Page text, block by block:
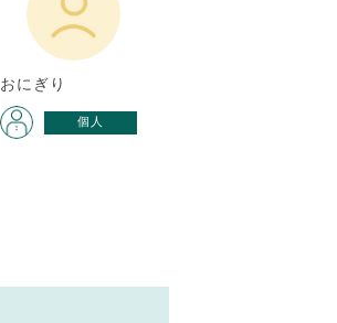
おにぎり
個人